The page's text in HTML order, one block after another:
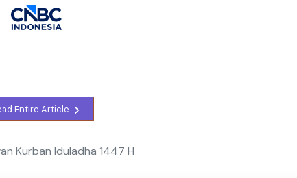
Entire Article
Kurban Iduladha 1447 H